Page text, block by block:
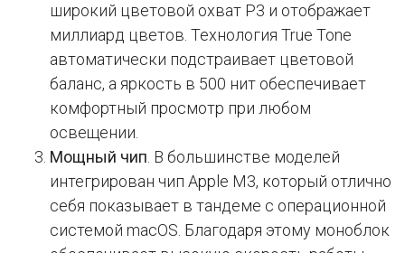
широкий цветовой охват P3 и отображает
миллиард цветов. Технология True Tone
автоматически подстраивает цветовой
баланс, а яркость в 500 нит обеспечивает
комфортный просмотр при любом
освещении.
Мощный чип . В большинстве моделей
интегрирован чип Apple M3, который отлично
себя показывает в тандеме с операционной
системой macOS. Благодаря этому моноблок